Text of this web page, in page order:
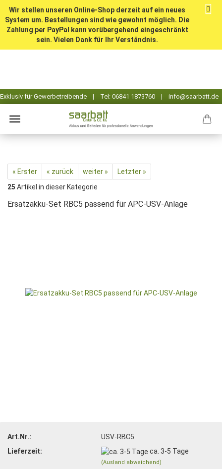
Wir stellen unseren Online-Shop derzeit auf ein neues
System um. Bestellungen sind wie gewohnt möglich. Die
Zahlung per PayPal kann vorübergehend eingeschränkt
sein. Vielen Dank für Ihr Verständnis.
« Erster « zurück weiter »
Letzter »
25 Artikel in dieser Kategorie
Ersatzakku-Set RBC5 passend für APC-USV-Anlage
Art.Nr.:
USV-RBC5
Lieferzeit:
ca. 3-5 Tage
(Ausland abweichend)